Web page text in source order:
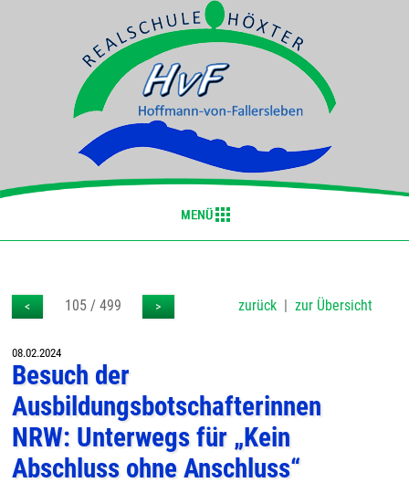
< 105 / 499 > zurück |zur Übersicht
08.02.2024
Besuch der
Ausbildungsbotschafterinnen
NRW: Unterwegs für „Kein
Abschluss ohne Anschluss“